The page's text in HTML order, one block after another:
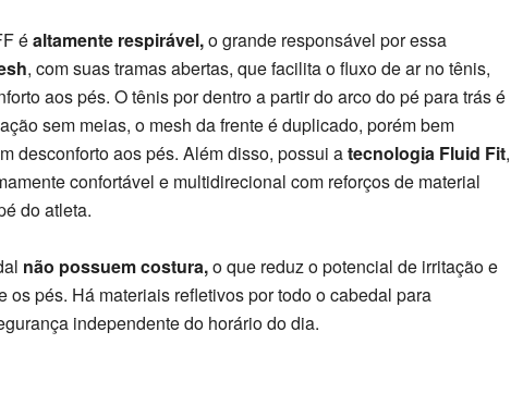
éaltamente respirável,o grande responsável por essa
, com suas tramas abertas, que facilita o fluxo de ar no tênis,
aos pés. O tênis por dentro a partir do arco do pé para trás é
sem meias, o mesh da frente é duplicado, porém bem
desconforto aos pés. Além disso, possui atecnologia Fluid Fit,
confortável e multidirecional com reforços de material
do atleta.
não possuem costura,o que reduz o potencial de irritação e
os pés. Há materiais refletivos por todo o cabedal para
independente do horário do dia.